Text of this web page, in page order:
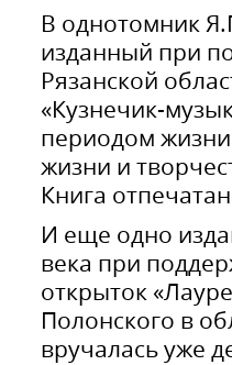
В однотомник
изданный при
Рязанской
«Кузнечик-
периодом
жизни и
Книга
И еще одно
века при
открыток
Полонского в
вручалась уже